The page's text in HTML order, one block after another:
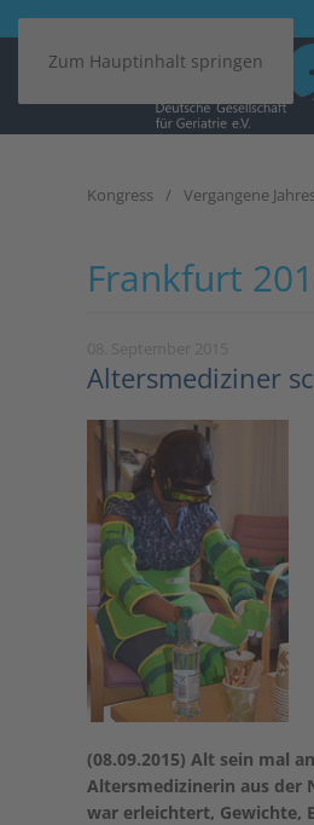
Zum Hauptinhalt springen
Kongress Vergangene
Frankfurt
Altersmediziner
(08.09.2015) Alt sein mal
Altersmedizinerin aus der
war erleichtert, Gewichte,